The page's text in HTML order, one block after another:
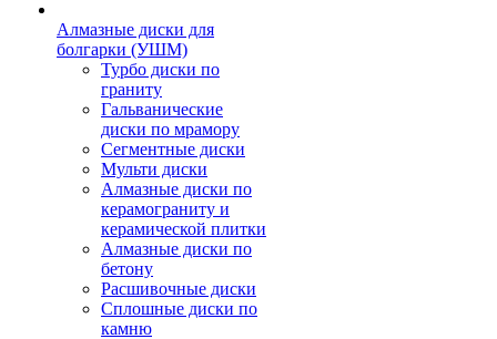
Алмазные диски для
болгарки (УШМ)
Турбо диски по
граниту
Гальванические
диски по мрамору
Сегментные диски
Мульти диски
Алмазные диски по
керамограниту и
керамической плитки
Алмазные диски по
бетону
Расшивочные диски
Сплошные диски по
камню